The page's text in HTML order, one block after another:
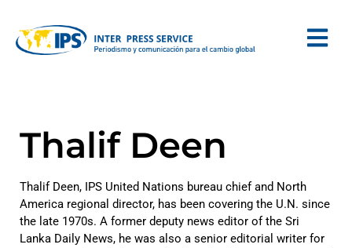
Thalif Deen
Thalif Deen, IPS United Nations bureau chief and North
America regional director, has been covering the U.N. since
the late 1970s. A former deputy news editor of the Sri
Lanka Daily News, he was also a senior editorial writer for